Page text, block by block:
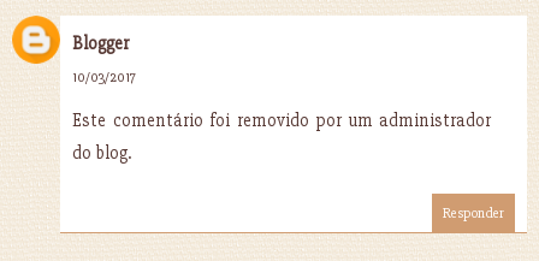
Blogger
10/03/2017
Este comentário foi removido por um administrador
do blog.
Responder